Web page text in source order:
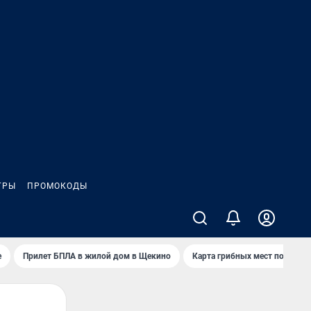
ПРОМОКОДЫ
Прилет БПЛА в жилой дом в Щекино Карта грибных мест под